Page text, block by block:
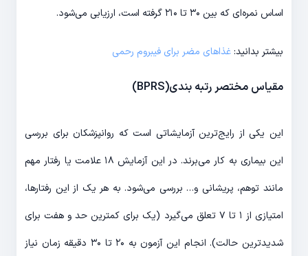
اساس نمره‌ای که بین ۳۰ تا ۲۱۰ گرفته است، ارزیابی می‌شود.
بیشتر بدانید:غذاهای مضر برای فیبروم رحمی
مقیاس مختصر رتبه بندی(BPRS)
این یکی از رایج‌ترین آزمایشاتی است که روانپزشکان برای بررسی
این بیماری به کار می‌برند. در این آزمایش ۱۸ علامت یا رفتار مهم
مانند توهم، پریشانی و… بررسی می‌شود. به هر یک از این رفتارها،
امتیازی از ۱ تا ۷ تعلق می‌گیرد (یک برای کمترین حد و هفت برای
شدیدترین حالت). انجام این آزمون به ۲۰ تا ۳۰ دقیقه زمان نیاز